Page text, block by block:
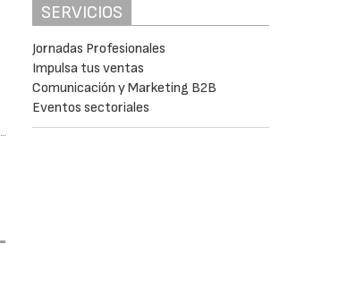
SERVICIOS
Jornadas Profesionales
Impulsa tus ventas
Comunicación y Marketing B2B
Eventos sectoriales